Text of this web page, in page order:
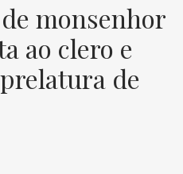
monsenhor
ao clero e
de